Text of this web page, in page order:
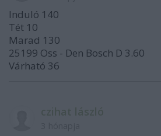
Induló 140
Tét 10
Marad 130
25199 Oss - Den Bosch D 3.60
Várható 36